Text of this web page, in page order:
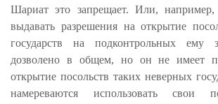
Шариат это запрещает. Или, например,
выдавать разрешения на открытие
государств на подконтрольных
дозволено в общем, но он не имеет
открытие посольств таких неверных
намереваются использовать свои